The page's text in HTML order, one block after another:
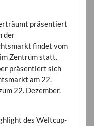
präsentiert
der
findet vom
Zentrum statt.
präsentiert sich
am 22.
22. Dezember.
des Weltcup-